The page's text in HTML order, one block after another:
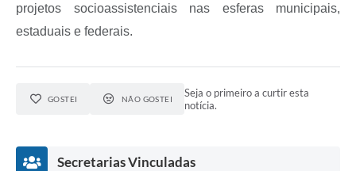
projetos socioassistenciais nas esferas municipais,
estaduais e federais.
GOSTEI NÃO GOSTEI
Seja o primeiro a curtir esta
notícia.
Secretarias Vinculadas